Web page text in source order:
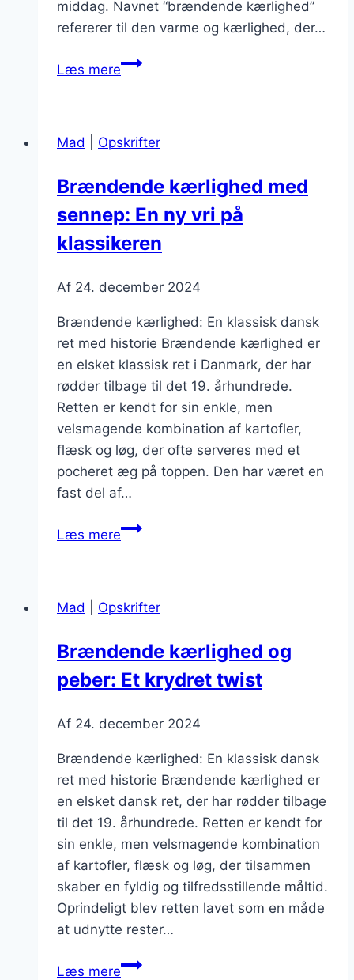
middag. Navnet “brændende kærlighed”
refererer til den varme og kærlighed, der…
Læs mereBrændende
ekstra
fornøjelse
Mad Opskrifter
Brændende kærlighed med
sennep: En ny vri på
klassikeren
Af 24. december 2024
Brændende kærlighed: En klassisk dansk
ret med historie Brændende kærlighed er
en elsket klassisk ret i Danmark, der har
rødder tilbage til det 19. århundrede.
Retten er kendt for sin enkle, men
velsmagende kombination af kartofler,
flæsk og løg, der ofte serveres med et
pocheret æg på toppen. Den har været en
fast del af…
Læs mereBrændende
En
vri
på
Mad Opskrifter
Brændende kærlighed og
peber: Et krydret twist
Af 24. december 2024
Brændende kærlighed: En klassisk dansk
ret med historie Brændende kærlighed er
en elsket dansk ret, der har rødder tilbage
til det 19. århundrede. Retten er kendt for
sin enkle, men velsmagende kombination
af kartofler, flæsk og løg, der tilsammen
skaber en fyldig og tilfredsstillende måltid.
Oprindeligt blev retten lavet som en måde
at udnytte rester…
Læs mereBrændende